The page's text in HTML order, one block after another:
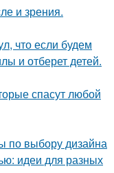
и зрения.
что если будем
и отберет детей.
спасут любой
по выбору дизайна
идеи для разных